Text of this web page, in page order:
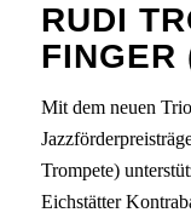
RUDI
FINGER
Mit dem neuen
Trompete)
Eichstätter